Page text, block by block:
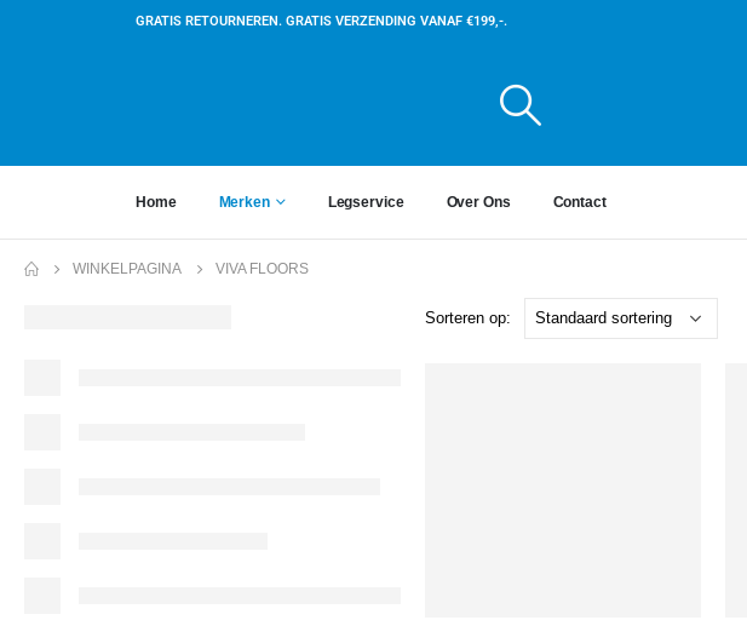
GRATIS RETOURNEREN. GRATIS VERZENDING VANAF €199,-.
Home Merken Legservice Over Ons Contact
WINKELPAGINA VIVA FLOORS
Sorteren op: